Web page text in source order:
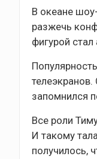
В океане
разжечь
фигурой
запомнился
Все роли
И такому
получилось,